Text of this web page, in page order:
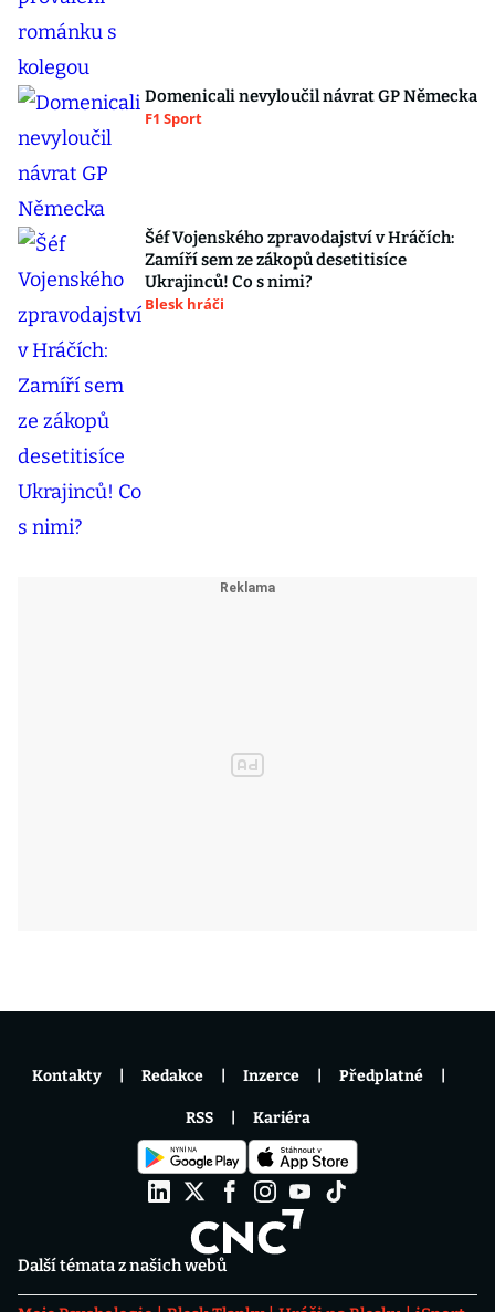
Domenicali nevyloučil návrat GP Německa
F1 Sport
Šéf Vojenského zpravodajství v Hráčích:
Zamíří sem ze zákopů desetitisíce
Ukrajinců! Co s nimi?
Blesk hráči
Další témata z našich webů
Kontakty Redakce Inzerce Předplatné
RSS Kariéra